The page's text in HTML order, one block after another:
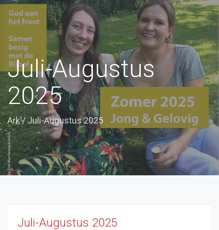
Juli-Augustus
2025
Ark/Juli-Augustus 2025
Juli-Augustus 2025